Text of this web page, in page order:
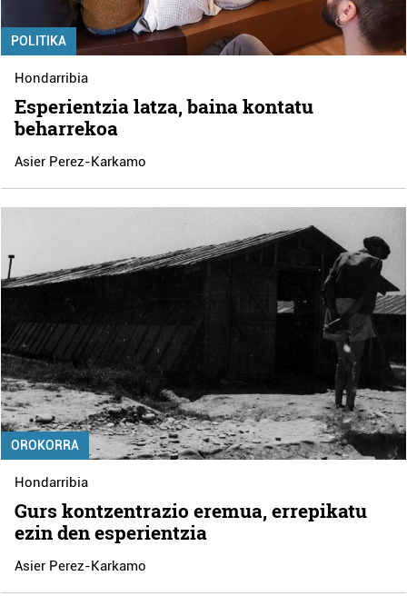
POLITIKA
Hondarribia
Esperientzia latza, baina kontatu
beharrekoa
Asier Perez-Karkamo
OROKORRA
Hondarribia
Gurs kontzentrazio eremua, errepikatu
ezin den esperientzia
Asier Perez-Karkamo